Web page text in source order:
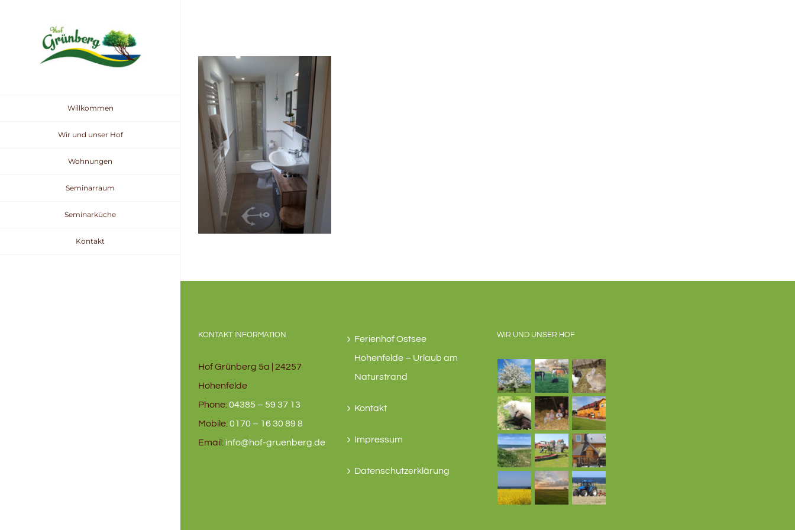
Willkommen
Wir und unser Hof
Wohnungen
Seminarraum
Seminarküche
Kontakt
KONTAKT INFORMATION
Hof Grünberg 5a | 24257
Hohenfelde
Phone:04385 – 59 37 13
Mobile:0170 – 16 30 89 8
Email: info@hof-gruenberg.de
Ferienhof Ostsee
Hohenfelde – Urlaub am
Naturstrand
Kontakt
Impressum
Datenschutzerklärung
WIR UND UNSER HOF